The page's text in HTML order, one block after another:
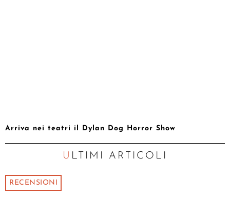
Arriva nei teatri il Dylan Dog Horror Show
ULTIMI ARTICOLI
RECENSIONI